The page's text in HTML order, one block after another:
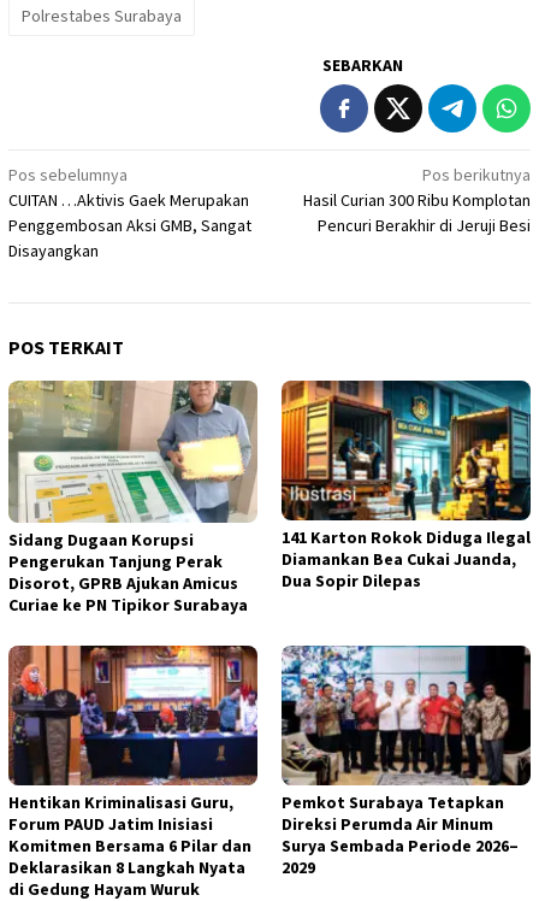
Polrestabes Surabaya
SEBARKAN
Navigasi
pos
Pos sebelumnya
CUITAN …Aktivis Gaek Merupakan
Penggembosan Aksi GMB, Sangat
Disayangkan
Pos berikutnya
Hasil Curian 300 Ribu Komplotan
Pencuri Berakhir di Jeruji Besi
POS TERKAIT
Sidang Dugaan Korupsi
Pengerukan Tanjung Perak
Disorot, GPRB Ajukan Amicus
Curiae ke PN Tipikor Surabaya
141 Karton Rokok Diduga Ilegal
Diamankan Bea Cukai Juanda,
Dua Sopir Dilepas
Hentikan Kriminalisasi Guru,
Forum PAUD Jatim Inisiasi
Komitmen Bersama 6 Pilar dan
Deklarasikan 8 Langkah Nyata
di Gedung Hayam Wuruk
Pemkot Surabaya Tetapkan
Direksi Perumda Air Minum
Surya Sembada Periode 2026–
2029